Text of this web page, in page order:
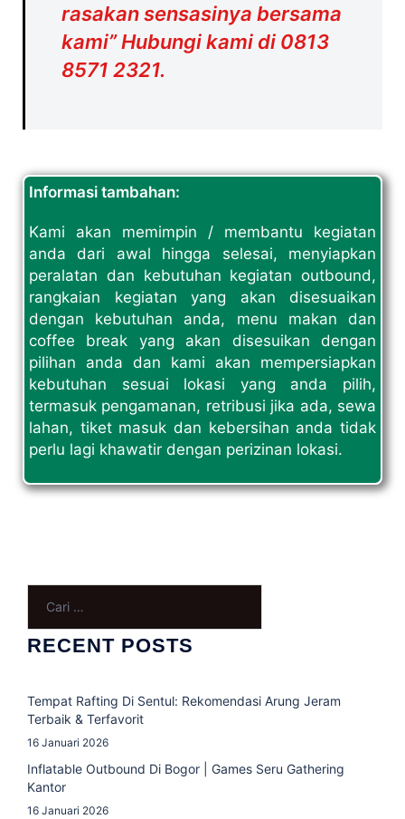
rasakan sensasinya bersama
kami” Hubungi kami di 0813
8571 2321.
Informasi tambahan:
Kami akan memimpin / membantu kegiatan
anda dari awal hingga selesai, menyiapkan
peralatan dan kebutuhan kegiatan outbound,
rangkaian kegiatan yang akan disesuaikan
dengan kebutuhan anda, menu makan dan
coffee break yang akan disesuikan dengan
pilihan anda dan kami akan mempersiapkan
kebutuhan sesuai lokasi yang anda pilih,
termasuk pengamanan, retribusi jika ada, sewa
lahan, tiket masuk dan kebersihan anda tidak
perlu lagi khawatir dengan perizinan lokasi.
RECENT POSTS
Tempat Rafting Di Sentul: Rekomendasi Arung Jeram
Terbaik & Terfavorit
16 Januari 2026
Inflatable Outbound Di Bogor | Games Seru Gathering
Kantor
16 Januari 2026